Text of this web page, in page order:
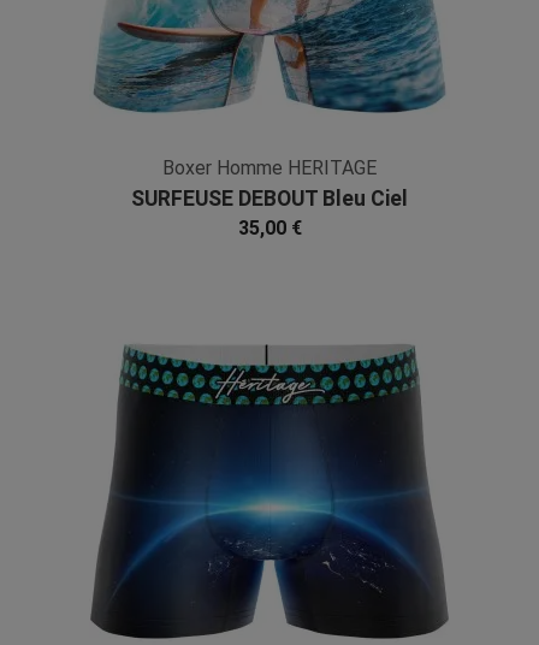
Boxer Homme HERITAGE
SURFEUSE DEBOUT Bleu Ciel
Microfibre
35,00 €